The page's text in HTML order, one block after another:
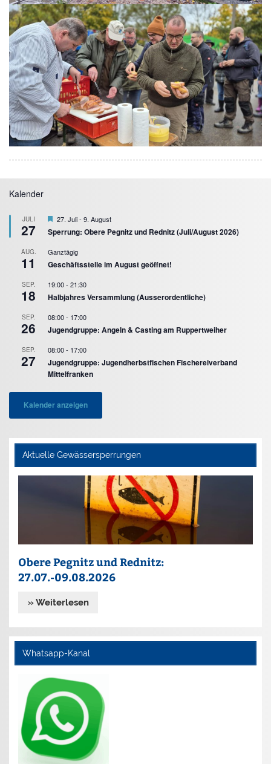
Kalender
JULI
27
Hervorgehoben
27. Juli-9. August
Sperrung: Obere Pegnitz und Rednitz (Juli/August 2026)
AUG.
11
Ganztägig
Geschäftsstelle im August geöffnet!
SEP.
18
19:00-21:30
Halbjahres Versammlung (Ausserordentliche)
SEP.
26
08:00- 17:00
Jugendgruppe: Angeln & Casting am Ruppertweiher
SEP.
27
08:00- 17:00
Jugendgruppe: Jugendherbstfischen Fischereiverband
Mittelfranken
Kalender anzeigen
Aktuelle Gewässersperrungen
Obere Pegnitz und Rednitz:
27.07.-09.08.2026
» Weiterlesen
Whatsapp-Kanal